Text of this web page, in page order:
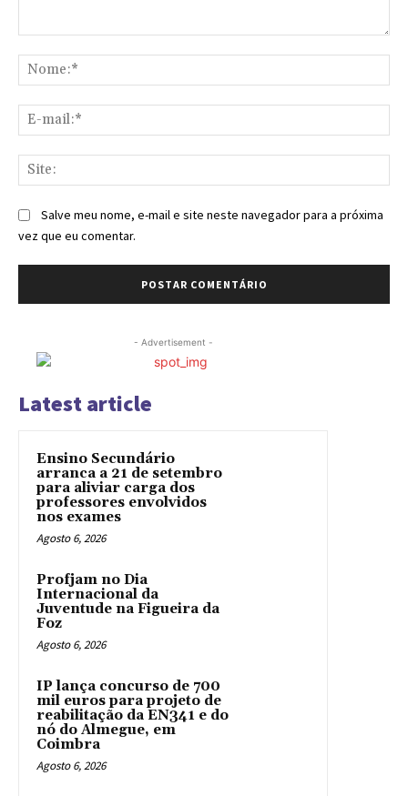
Salve meu nome, e-mail e site neste navegador para a próxima
vez que eu comentar.
- Advertisement -
Latest article
Ensino Secundário
arranca a 21 de setembro
para aliviar carga dos
professores envolvidos
nos exames
Agosto 6, 2026
Profjam no Dia
Internacional da
Juventude na Figueira da
Foz
Agosto 6, 2026
IP lança concurso de 700
mil euros para projeto de
reabilitação da EN341 e do
nó do Almegue, em
Coimbra
Agosto 6, 2026